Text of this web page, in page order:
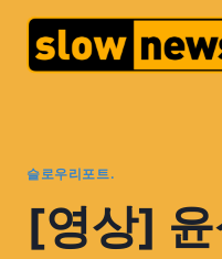
슬로우리포트.
[영상]